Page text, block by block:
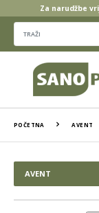
Za narudžbe
POČETNA AVENT
AVENT